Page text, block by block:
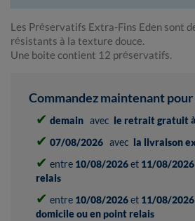
Les Préservatifs Extra-Fins Eden sont
résistants à la texture douce.
Une boite contient 12 préservatifs.
Commandez maintenant
✔ demain avec le retrait gratuit
✔ 07/08/2026 avec la livraison
✔ entre 10/08/2026et 11/08/2026
relais
✔ entre 10/08/2026et 11/08/2026
domicile ou en point relais